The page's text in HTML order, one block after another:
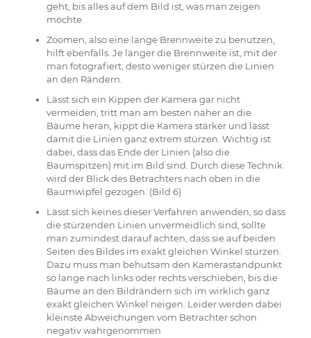
geht, bis alles auf dem Bild ist, was man zeigen
möchte.
Zoomen, also eine lange Brennweite zu benutzen,
hilft ebenfalls. Je länger die Brennweite ist, mit der
man fotografiert, desto weniger stürzen die Linien
an den Rändern.
Lässt sich ein Kippen der Kamera gar nicht
vermeiden, tritt man am besten näher an die
Bäume heran, kippt die Kamera stärker und lässt
damit die Linien ganz extrem stürzen. Wichtig ist
dabei, dass das Ende der Linien (also die
Baumspitzen) mit im Bild sind. Durch diese Technik
wird der Blick des Betrachters nach oben in die
Baumwipfel gezogen. (Bild 6)
Lässt sich keines dieser Verfahren anwenden, so dass
die stürzenden Linien unvermeidlich sind, sollte
man zumindest darauf achten, dass sie auf beiden
Seiten des Bildes im exakt gleichen Winkel stürzen.
Dazu muss man behutsam den Kamerastandpunkt
so lange nach links oder rechts verschieben, bis die
Bäume an den Bildrändern sich im wirklich ganz
exakt gleichen Winkel neigen. Leider werden dabei
kleinste Abweichungen vom Betrachter schon
negativ wahrgenommen